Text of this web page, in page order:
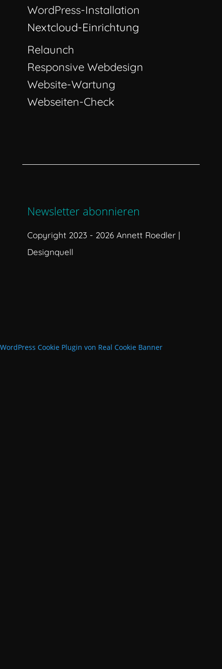
WordPress-Installation
Nextcloud-Einrichtung
Relaunch
Responsive Webdesign
Website-Wartung
Webseiten-Check
Newsletter abonnieren
Copyright 2023 - 2026 Annett Roedler |
Designquell
WordPress Cookie Plugin von Real Cookie Banner